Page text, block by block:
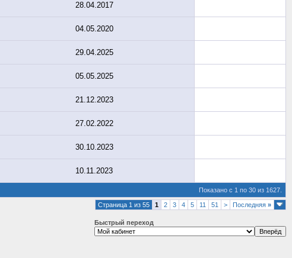
28.04.2017
04.05.2020
29.04.2025
05.05.2025
21.12.2023
27.02.2022
30.10.2023
10.11.2023
Показано с 1 по 30 из 1627.
Страница 1 из 55 1 2 3 4 5 11 51 > Последняя »
Быстрый переход